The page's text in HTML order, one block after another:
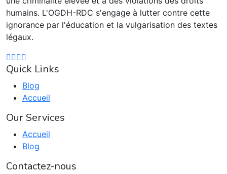
humains. L'OGDH-RDC s'engage à lutter contre cette
ignorance par l'éducation et la vulgarisation des textes
légaux.
Quick Links
Blog
Accueil
Our Services
Accueil
Blog
Contactez-nous